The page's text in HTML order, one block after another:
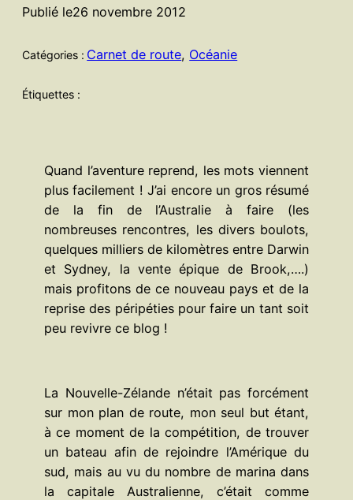
Publié le26 novembre 2012
Catégories : Carnet de route, Océanie
Étiquettes :
Quand l’aventure reprend, les mots viennent
plus facilement ! J’ai encore un gros résumé
de la fin de l’Australie à faire (les
nombreuses rencontres, les divers boulots,
quelques milliers de kilomètres entre Darwin
et Sydney, la vente épique de Brook,….)
mais profitons de ce nouveau pays et de la
reprise des péripéties pour faire un tant soit
peu revivre ce blog !
La Nouvelle-Zélande n’était pas forcément
sur mon plan de route, mon seul but étant,
à ce moment de la compétition, de trouver
un bateau afin de rejoindre l’Amérique du
sud, mais au vu du nombre de marina dans
la capitale Australienne, c’était comme